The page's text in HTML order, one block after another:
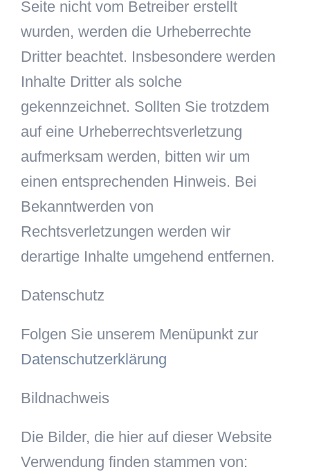
Seite nicht vom Betreiber erstellt
wurden, werden die Urheberrechte
Dritter beachtet. Insbesondere werden
Inhalte Dritter als solche
gekennzeichnet. Sollten Sie trotzdem
auf eine Urheberrechtsverletzung
aufmerksam werden, bitten wir um
einen entsprechenden Hinweis. Bei
Bekanntwerden von
Rechtsverletzungen werden wir
derartige Inhalte umgehend entfernen.
Datenschutz
Folgen Sie unserem Menüpunkt zur
Datenschutzerklärung
Bildnachweis
Die Bilder, die hier auf dieser Website
Verwendung finden stammen von: